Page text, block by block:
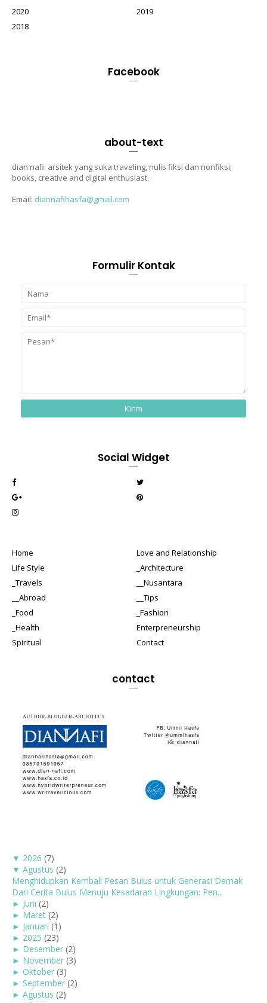
2020
2019
2018
Facebook
about-text
dian nafi: arsitek yang suka traveling, nulis fiksi dan nonfiksi;
books, creative and digital enthusiast.
Email: diannafihasfa@gmail.com
Formulir Kontak
Social Widget
Home
Love and Relationship
Life Style
_Architecture
_Travels
__Nusantara
__Abroad
__Tips
_Food
_Fashion
_Health
Enterpreneurship
Spiritual
Contact
contact
▼ 2026 (7)
▼ Agustus (2)
Menghidupkan Kembali Pesan Bulus untuk Generasi Demak
Dari Cerita Bulus Menuju Kesadaran Lingkungan: Pen...
► Juni (2)
► Maret (2)
► Januari (1)
► 2025 (23)
► Desember (2)
► November (3)
► Oktober (3)
► September (2)
► Agustus (2)